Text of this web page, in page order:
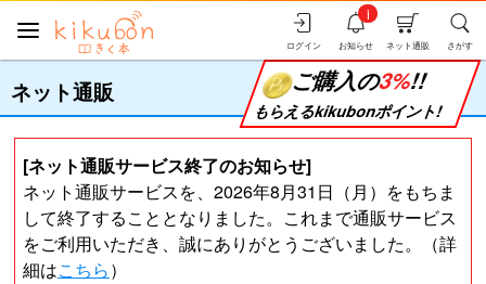
さがす
ネット通販
お知らせ
i
ログイン
ネット通販 ご購入の3%!!
もらえるkikubonポイント!
[ネット通販サービス終了のお知らせ]
ネット通販サービスを、2026年8月31日（月）をもちま
して終了することとなりました。これまで通販サービス
をご利用いただき、誠にありがとうございました。（詳
細はこちら）